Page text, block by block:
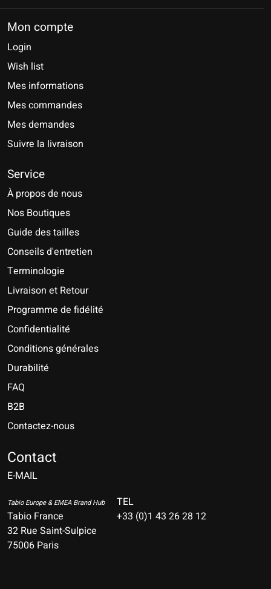
Mon compte
Login
Wish list
Mes informations
Mes commandes
Mes demandes
Suivre la livraison
Service
À propos de nous
Nos Boutiques
Guide des tailles
Conseils d'entretien
Terminologie
Livraison et Retour
Programme de fidélité
Confidentialité
Conditions générales
Durabilité
FAQ
B2B
Contactez-nous
Contact
E-MAIL
Tabio Europe & EMEA Brand Hub
Tabio France
32 Rue Saint-Sulpice
75006 Paris
TEL
+33 (0)1 43 26 28 12